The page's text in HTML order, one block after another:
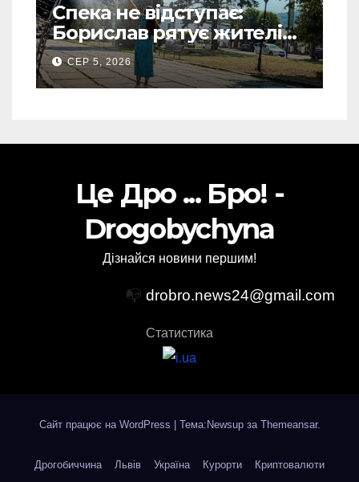
Спека не відступає:
Борислав рятує жителів
від рекордної спеки
(Фото)
СЕР 5, 2026
Це Дро ... Бро! -
Drogobychyna
Дізнайся новини першим!
📭 drobro.news24@gmail.com
Статистика
Сайт працює на WordPress Тема:Newsup за Themeansar.
Дрогобиччина Львів Україна Курорти Криптовалюти